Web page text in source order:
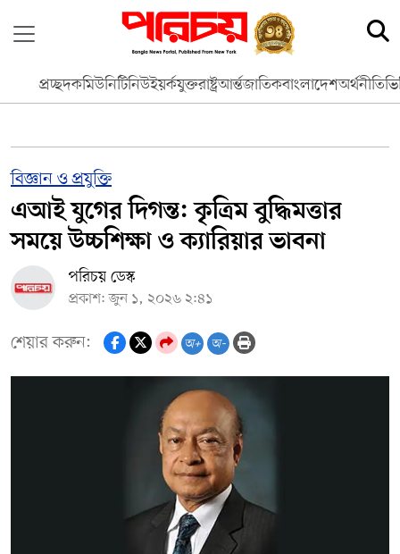
প্রচ্ছদকমিউনিটিনিউইয়র্কযুক্তরাষ্ট্রআর্ন্তজাতিকবাংলাদেশঅর্থনীতি
বিজ্ঞান ও প্রযুক্তি
এআই যুগের দিগন্ত: কৃত্রিম বুদ্ধিমত্তার
সময়ে উচ্চশিক্ষা ও ক্যারিয়ার ভাবনা
পরিচয় ডেস্ক
প্রকাশ: জুন ১, ২০২৬ ২:৪১
শেয়ার করুন: অ+ অ-